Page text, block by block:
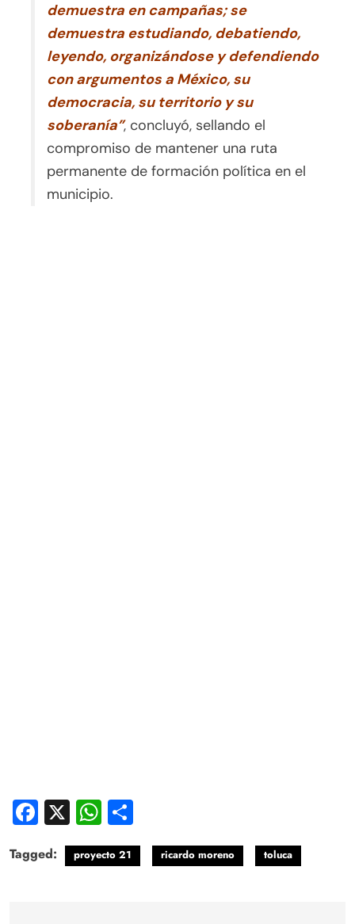
demuestra en campañas; se
demuestra estudiando, debatiendo,
leyendo, organizándose y defendiendo
con argumentos a México, su
democracia, su territorio y su
soberanía”, concluyó, sellando el
compromiso de mantener una ruta
permanente de formación política en el
municipio.
Facebook
X WhatsApp
Tagged: proyecto 21 ricardo moreno toluca